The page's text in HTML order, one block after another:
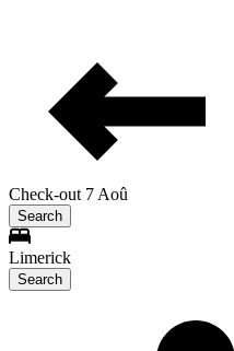
Check-out 7 Aoû
Search
Limerick
Search